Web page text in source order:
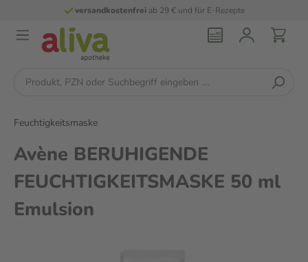
versandkostenfreiab 29 € und für E-Rezepte
Feuchtigkeitsmaske
Avène BERUHIGENDE
FEUCHTIGKEITSMASKE 50 ml
Emulsion